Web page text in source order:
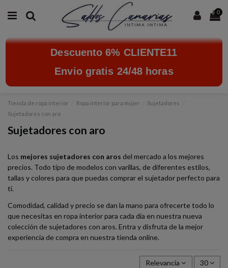
0
Descuento 6% CLIENTE11
Envio gratis 24/48 horas
Tienda de ropa interior Ropa interior para mujer
Sujetadores
Sujetadores con aro
Sujetadores con aro
Los mejores sujetadores con aros del mercado a los mejores
precios. Todo tipo de modelos con varillas, de diferentes estilos,
tallas y colores para que puedas comprar el sujetador perfecto para
ti.
Comodidad, calidad y precio se dan la mano para ofrecerte todo lo
que necesitas en ropa interior para cada día en nuestra nueva
colección de sujetadores con aros. Entra y disfruta de la mejor
experiencia de compra en nuestra tienda online.
Relevancia 30